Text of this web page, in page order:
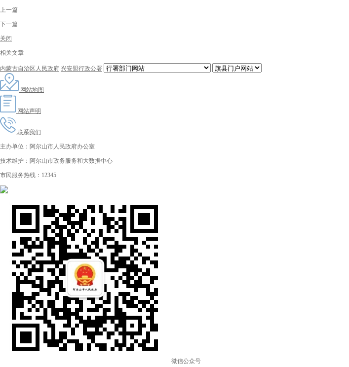
上一篇
下一篇
关闭
相关文章
内蒙古自治区人民政府 兴安盟行政公署
网站地图
网站声明
联系我们
主办单位：阿尔山市人民政府办公室
技术维护：阿尔山市政务服务和大数据中心
市民服务热线：12345
微信公众号